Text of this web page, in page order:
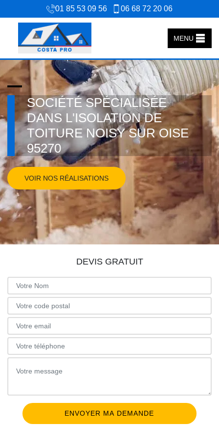
01 85 53 09 56 06 68 72 20 06
MENU
SOCIÉTÉ SPÉCIALISÉE
DANS L'ISOLATION DE
TOITURE NOISY SUR OISE
95270
VOIR NOS RÉALISATIONS
DEVIS GRATUIT